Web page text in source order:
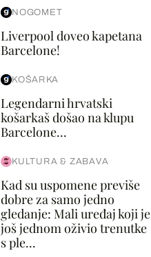
NOGOMET
Liverpool doveo kapetana
Barcelone!
KOŠARKA
Legendarni hrvatski
košarkaš došao na klupu
Barcelone...
KULTURA & ZABAVA
Kad su uspomene previše
dobre za samo jedno
gledanje: Mali uređaj koji je
još jednom oživio trenutke
s ple...